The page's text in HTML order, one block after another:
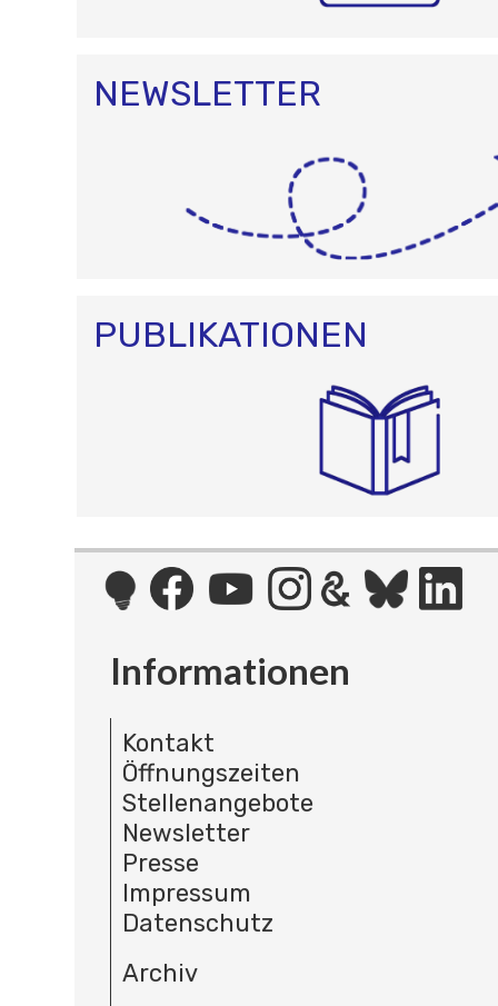
NEWSLETTER
PUBLIKATIONEN
Informationen
Kontakt
Öffnungszeiten
Stellenangebote
Newsletter
Presse
Impressum
Datenschutz
Archiv